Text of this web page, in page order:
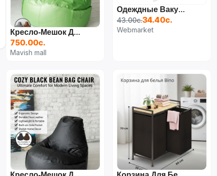
Кресло-Мешок Для Дома Офис Pufumo Orange Golf
750.00с.
Mavish mall
Одеждные Вакуум-Пакеты В Наборе 3 Шт 70 См / 50 См
43.00с.34.40с.
Webmarket